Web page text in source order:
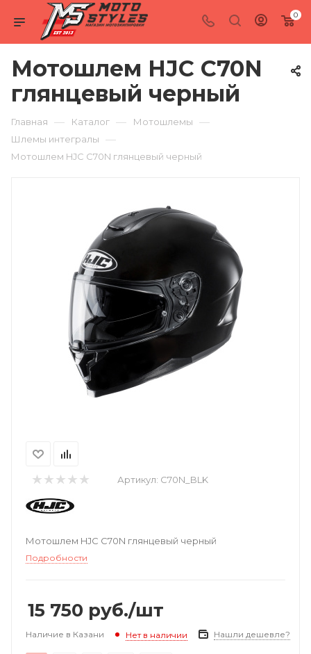
0
Мотошлем HJC C70N
глянцевый черный
Главная — Каталог — Мотошлемы —
Шлемы интегралы —
Мотошлем HJC C70N глянцевый черный
Артикул: C70N_BLK
Мотошлем HJC C70N глянцевый черный
Подробности
15 750 руб./шт
Наличие в Казани Нет в наличии Нашли дешевле?